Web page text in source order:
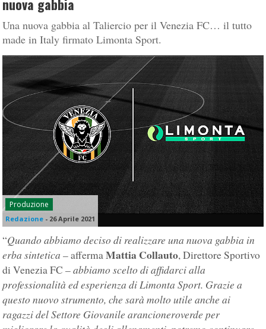
nuova gabbia
Una nuova gabbia al Taliercio per il Venezia FC… il tutto
made in Italy firmato Limonta Sport.
Produzione
Redazione - 26 Aprile 2021
“Quando abbiamo deciso di realizzare una nuova gabbia in
erba sintetica – affermaMattia Collauto, Direttore Sportivo
di Venezia FC –abbiamo scelto di affidarci alla
professionalità ed esperienza di Limonta Sport. Grazie a
questo nuovo strumento, che sarà molto utile anche ai
ragazzi del Settore Giovanile arancioneroverde per